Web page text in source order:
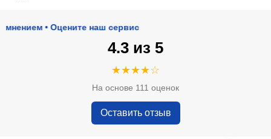
• Оцените наш сервис
4.3 из 5
★★★★☆
На основе 111 оценок
Оставить отзыв